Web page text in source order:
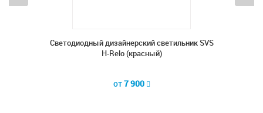
Cветодиодный дизайнерский светильник SVS
H-Relo (красный)
от7 900